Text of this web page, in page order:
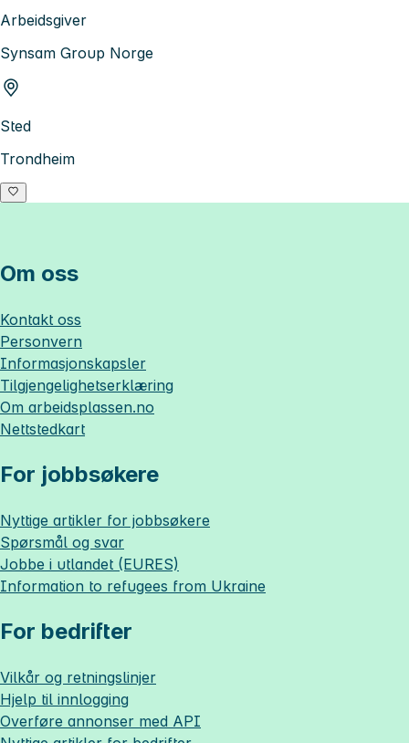
Arbeidsgiver
Synsam Group Norge
Sted
Trondheim
Om oss
Kontakt oss
Personvern
Informasjonskapsler
Tilgjengelighetserklæring
Om arbeidsplassen.no
Nettstedkart
For jobbsøkere
Nyttige artikler for jobbsøkere
Spørsmål og svar
Jobbe i utlandet (EURES)
Information to refugees from Ukraine
For bedrifter
Vilkår og retningslinjer
Hjelp til innlogging
Overføre annonser med API